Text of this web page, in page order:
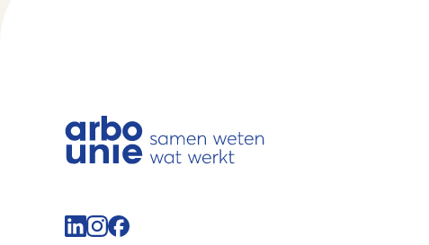
Volg de Arbo Unie op LinkedIn
Volg de Arbo Unie op Instagram